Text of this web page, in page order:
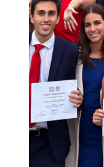
Harvard